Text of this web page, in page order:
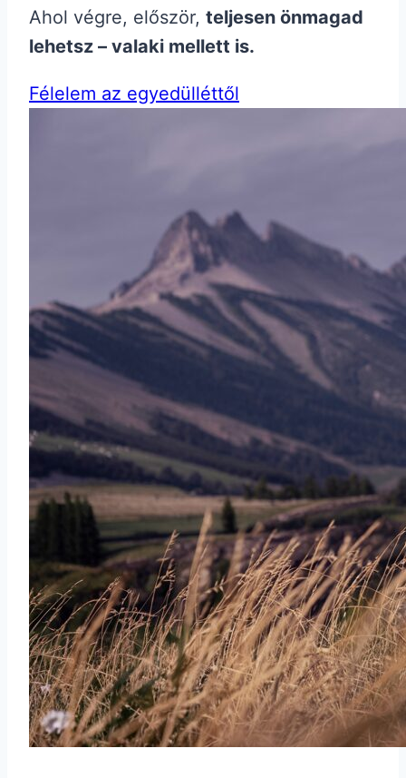
Ahol végre, először, teljesen önmagad
lehetsz – valaki mellett is.
Félelem az egyedülléttől